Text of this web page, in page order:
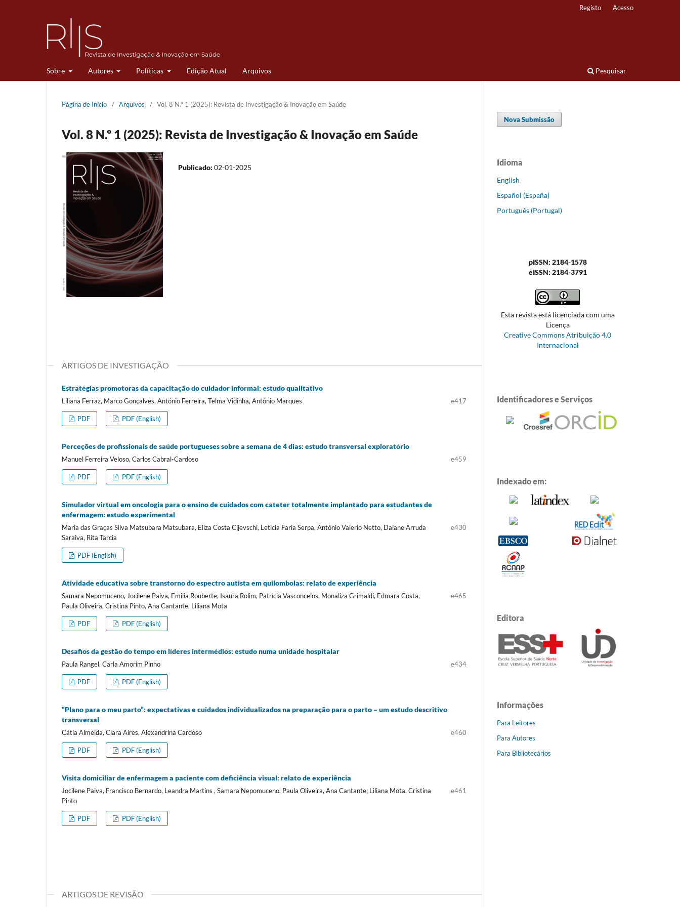
Sobre Autores Políticas Edição Atual Arquivos Pesquisar
Registo Acesso
Página de Início / Arquivos / Vol. 8 N.º 1 (2025): Revista de Investigação & Inovação em Saúde
Vol. 8 N.º 1 (2025): Revista de Investigação & Inovação em Saúde
Publicado: 02-01-2025
ARTIGOS DE INVESTIGAÇÃO
Estratégias promotoras da capacitação do cuidador informal: estudo qualitativo
Liliana Ferraz, Marco Gonçalves, António Ferreira, Telma Vidinha, António Marques e417
PDF PDF (English)
Perceções de profissionais de saúde portugueses sobre a semana de 4 dias: estudo transversal exploratório
Manuel Ferreira Veloso, Carlos Cabral-Cardoso e459
PDF PDF (English)
Simulador virtual em oncologia para o ensino de cuidados com cateter totalmente implantado para estudantes de
enfermagem: estudo experimental
Maria das Graças Silva Matsubara Matsubara, Eliza Costa Cijevschi, Leticia Faria Serpa, Antônio Valerio Netto, Daiane Arruda
Saraiva, Rita Tarcia
e430
PDF (English)
Atividade educativa sobre transtorno do espectro autista em quilombolas: relato de experiência
Samara Nepomuceno, Jocilene Paiva, Emilia Rouberte, Isaura Rolim, Patrícia Vasconcelos, Monaliza Grimaldi, Edmara Costa,
Paula Oliveira, Cristina Pinto, Ana Cantante, Liliana Mota
e465
PDF PDF (English)
Desafios da gestão do tempo em líderes intermédios: estudo numa unidade hospitalar
Paula Rangel, Carla Amorim Pinho e434
PDF PDF (English)
“Plano para o meu parto”: expectativas e cuidados individualizados na preparação para o parto – um estudo descritivo
transversal
Cátia Almeida, Clara Aires, Alexandrina Cardoso e460
PDF PDF (English)
Visita domiciliar de enfermagem a paciente com deficiência visual: relato de experiência
Jocilene Paiva, Francisco Bernardo, Leandra Martins , Samara Nepomuceno, Paula Oliveira, Ana Cantante; Liliana Mota, Cristina
Pinto
e461
PDF PDF (English)
ARTIGOS DE REVISÃO
Nova Submissão
Idioma
English
Español (España)
Português (Portugal)
pISSN: 2184-1578
eISSN: 2184-3791
Esta revista está licenciada com uma
Licença
Creative Commons Atribuição 4.0
Internacional
Identificadores e Serviços
Indexado em:
Editora
Informações
Para Leitores
Para Autores
Para Bibliotecários